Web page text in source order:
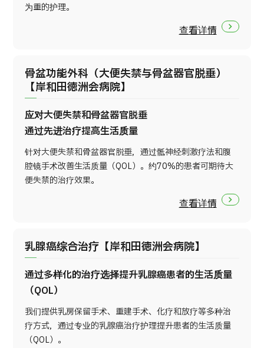
为重的护理。
查看详情
骨盆功能外科（大便失禁与骨盆器官脱垂）
【岸和田徳洲会病院】
应对大便失禁和骨盆器官脱垂
通过先进治疗提高生活质量
针对大便失禁和骨盆器官脱垂，通过骶神经刺激疗法和腹
腔镜手术改善生活质量（QOL）。约70%的患者可期待大
便失禁的治疗效果。
查看详情
乳腺癌综合治疗【岸和田徳洲会病院】
通过多样化的治疗选择提升乳腺癌患者的生活质量
（QOL）
我们提供乳房保留手术、重建手术、化疗和放疗等多种治
疗方式，通过专业的乳腺癌治疗护理提升患者的生活质量
（QOL）。